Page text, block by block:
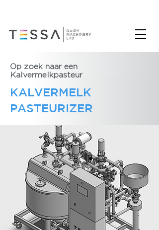
Op zoek naar een
Kalvermelkpasteur
KALVERMELK
PASTEURIZER